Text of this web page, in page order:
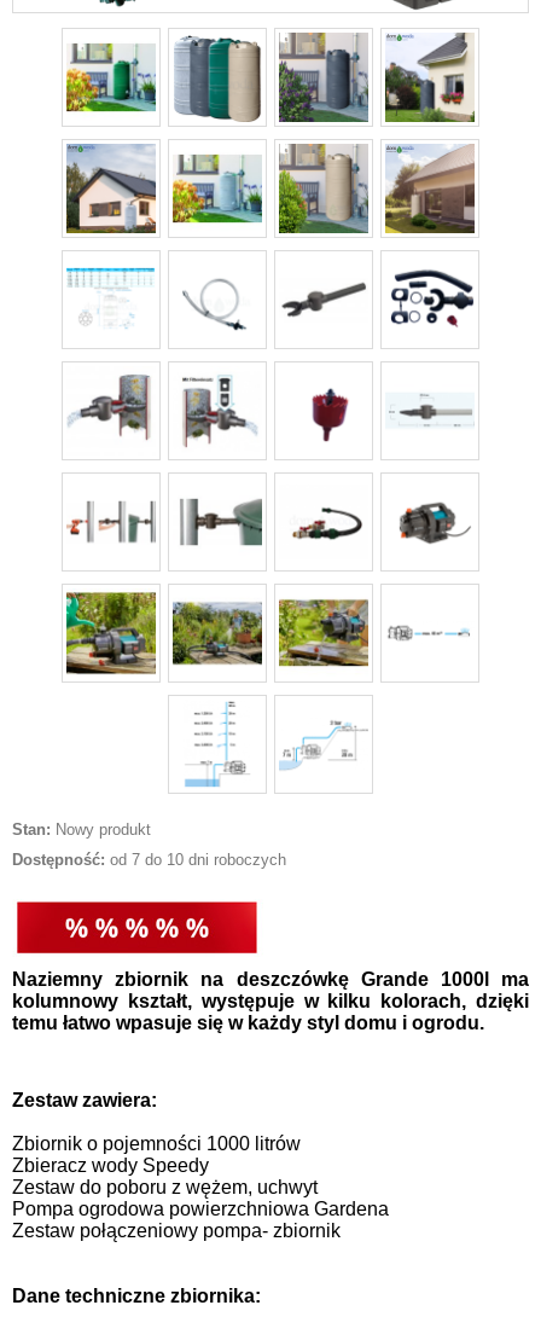
Stan: Nowy produkt
Dostępność: od 7 do 10 dni roboczych
Naziemny zbiornik na deszczówkę Grande 1000l ma
kolumnowy kształt, występuje w kilku kolorach, dzięki
temu łatwo wpasuje się w każdy styl domu i ogrodu.
Zestaw zawiera:
Zbiornik o pojemności 1000 litrów
Zbieracz wody Speedy
Zestaw do poboru z wężem, uchwyt
Pompa ogrodowa powierzchniowa Gardena
Zestaw połączeniowy pompa- zbiornik
Dane techniczne zbiornika: